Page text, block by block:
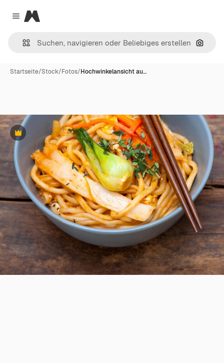
Close menu
Magnific
Nach
Startseite/Stock/Fotos/Hochwinkelansicht au…
Premium